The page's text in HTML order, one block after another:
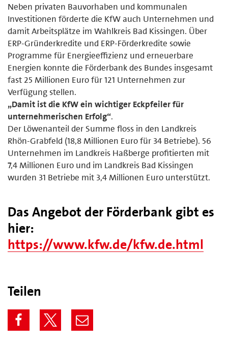
Neben privaten Bauvorhaben und kommunalen
Investitionen förderte die KfW auch Unternehmen und
damit Arbeitsplätze im Wahlkreis Bad Kissingen. Über
ERP-Gründerkredite und ERP-Förderkredite sowie
Programme für Energieeffizienz und erneuerbare
Energien konnte die Förderbank des Bundes insgesamt
fast 25 Millionen Euro für 121 Unternehmen zur
Verfügung stellen.
„Damit ist die KfW ein wichtiger Eckpfeiler für
unternehmerischen Erfolg“.
Der Löwenanteil der Summe floss in den Landkreis
Rhön-Grabfeld (18,8 Millionen Euro für 34 Betriebe). 56
Unternehmen im Landkreis Haßberge profitierten mit
7,4 Millionen Euro und im Landkreis Bad Kissingen
wurden 31 Betriebe mit 3,4 Millionen Euro unterstützt.
Das Angebot der Förderbank gibt es
hier:
https://www.kfw.de/kfw.de.html
Teilen